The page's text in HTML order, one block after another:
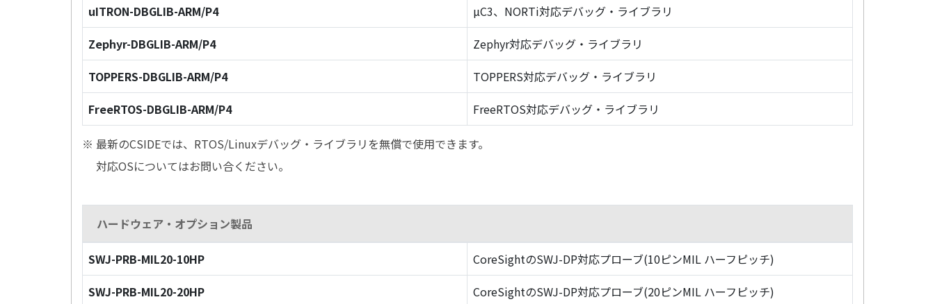
uITRON-DBGLIB-ARM/P4
µC3、NORTi対応デバッグ・ライブラリ
Zephyr-DBGLIB-ARM/P4
Zephyr対応デバッグ・ライブラリ
TOPPERS-DBGLIB-ARM/P4
TOPPERS対応デバッグ・ライブラリ
FreeRTOS-DBGLIB-ARM/P4
FreeRTOS対応デバッグ・ライブラリ
※ 最新のCSIDEでは、RTOS/Linuxデバッグ・ライブラリを無償で使用できます。
対応OSについてはお問い合ください。
ハードウェア・オプション製品
SWJ-PRB-MIL20-10HP
CoreSightのSWJ-DP対応プローブ(10ピンMIL ハーフピッチ)
SWJ-PRB-MIL20-20HP
CoreSightのSWJ-DP対応プローブ(20ピンMIL ハーフピッチ)